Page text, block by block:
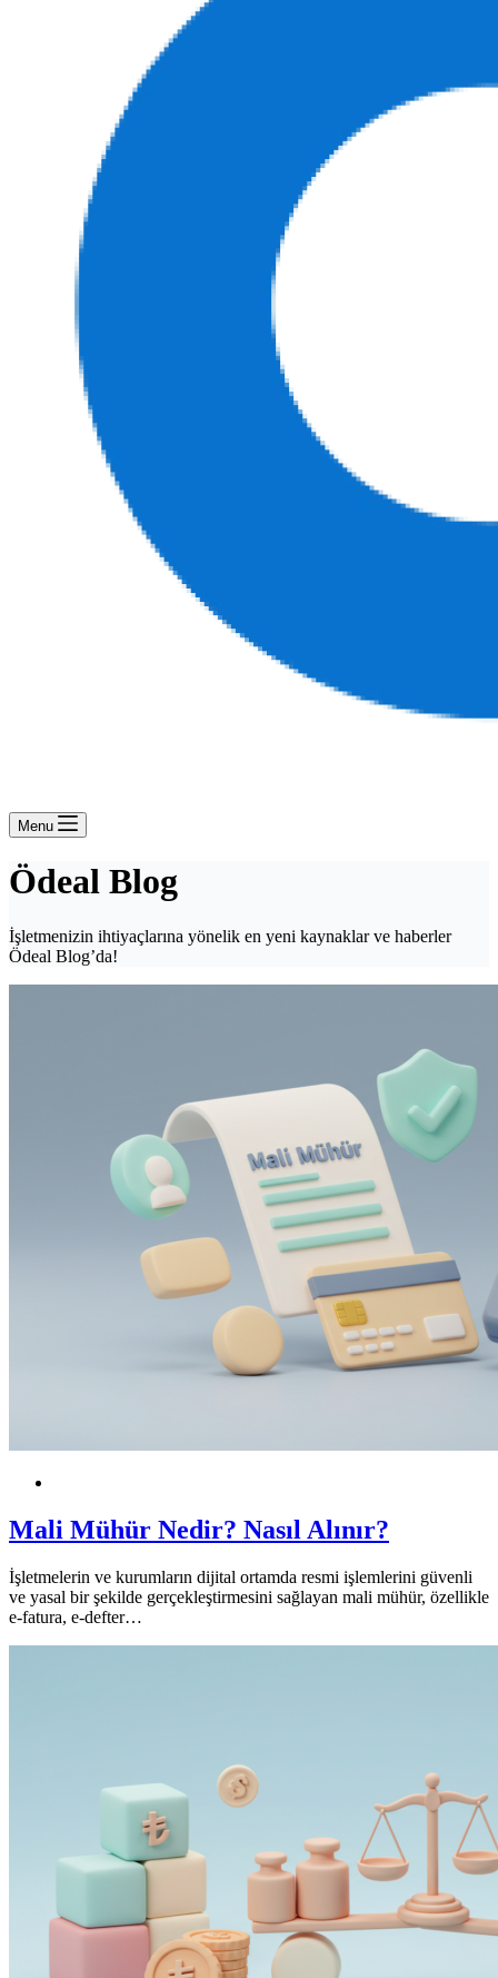
Menu
Ödeal Blog
İşletmenizin ihtiyaçlarına yönelik en yeni kaynaklar ve haberler
Ödeal Blog’da!
Mali Mühür Nedir? Nasıl Alınır?
İşletmelerin ve kurumların dijital ortamda resmi işlemlerini güvenli
ve yasal bir şekilde gerçekleştirmesini sağlayan mali mühür, özellikle
e-fatura, e-defter…